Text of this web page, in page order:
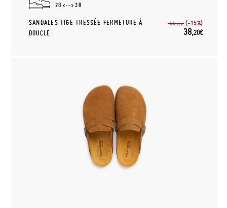
28 38
SANDALES TIGE TRESSÉE FERMETURE À
BOUCLE
44,95€ (-15%)
38,20€